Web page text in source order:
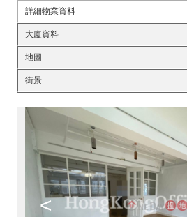
詳細物業資料
大廈資料
地圖
街景
<